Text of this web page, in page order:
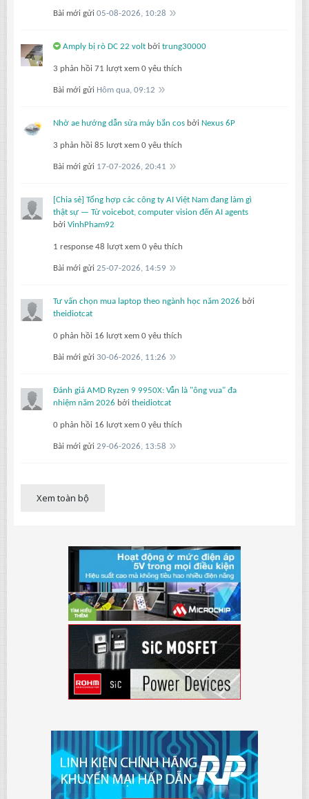
Bài mới gửi 05-08-2026, 10:28
Amply bị rò DC 22 volt bởi trung30000
3 phản hồi 71 lượt xem 0 yêu thích
Bài mới gửi Hôm qua, 09:12
Nhờ ae hướng dẫn sửa máy bắn cos bởi Nexus 6P
3 phản hồi 85 lượt xem 0 yêu thích
Bài mới gửi 17-07-2026, 20:41
[Chia sẻ] Tổng hợp các công ty AI Việt Nam đang làm gì
thật sự — Từ voicebot, computer vision đến AI agents
bởi VinhPham92
1 response 48 lượt xem 0 yêu thích
Bài mới gửi 25-07-2026, 14:59
Tư vấn chọn mua laptop theo ngành học năm 2026 bởi
theidiotcat
0 phản hồi 16 lượt xem 0 yêu thích
Bài mới gửi 30-06-2026, 11:26
Đánh giá AMD Ryzen 9 9950X: Vẫn là "ông vua" đa
nhiệm năm 2026 bởi theidiotcat
0 phản hồi 16 lượt xem 0 yêu thích
Bài mới gửi 29-06-2026, 13:58
Xem toàn bộ